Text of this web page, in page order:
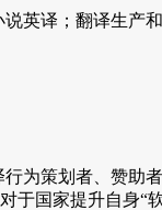
英译；翻译生产
策划者、赞助者
于国家提升自身